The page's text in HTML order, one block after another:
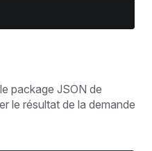
package JSON de
le résultat de la demande